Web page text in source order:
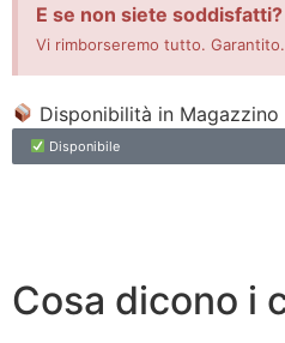
E se non siete soddisfatti?
Vi rimborseremo tutto. Garantito.
Disponibilità in Magazzino
Disponibile
Cosa dicono i